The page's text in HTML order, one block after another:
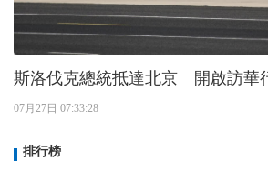
斯洛伐克總統抵達北京 開啟訪華
07月27日 07:33:28
排行榜